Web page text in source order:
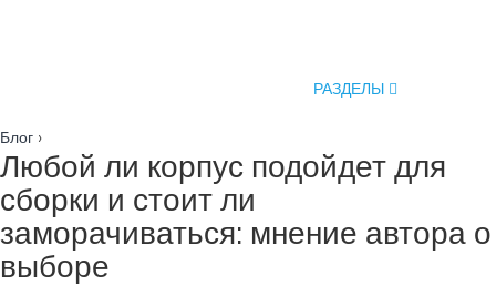
РАЗДЕЛЫ
Блог ›
Любой ли корпус подойдет для
сборки и стоит ли
заморачиваться: мнение автора о
выборе